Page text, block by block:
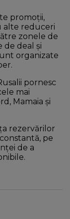
promoții,
alte reduceri
zonele de
de deal și
organizate
pornesc
mai
, Mamaia și
rezervărilor
pe
de a